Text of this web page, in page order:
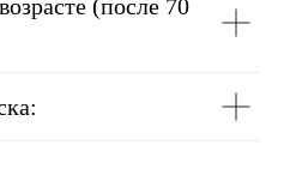
(после 70